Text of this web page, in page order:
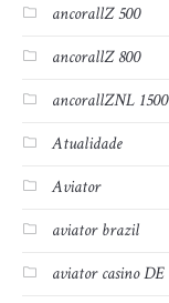
ancorallZ 500
ancorallZ 800
ancorallZNL 1500
Atualidade
Aviator
aviator brazil
aviator casino DE